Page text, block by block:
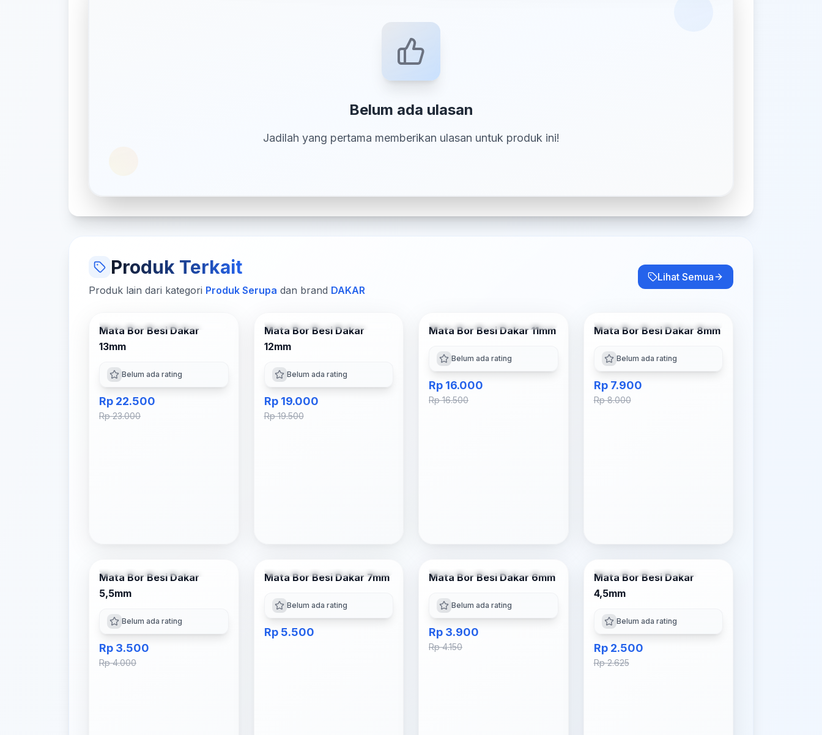
Belum ada ulasan
Jadilah yang pertama memberikan ulasan untuk produk ini!
Produk Terkait
Produk lain dari kategori Produk Serupa dan brand DAKAR
Lihat Semua
-2% OFF
Mata Bor Besi Dakar
13mm
Belum ada rating
Rp 22.500
Rp 23.000
-3% OFF
Mata Bor Besi Dakar
12mm
Belum ada rating
Rp 19.000
Rp 19.500
-3% OFF
Mata Bor Besi Dakar 11mm
Belum ada rating
Rp 16.000
Rp 16.500
-1% OFF
Mata Bor Besi Dakar 8mm
Belum ada rating
Rp 7.900
Rp 8.000
-13% OFF
Mata Bor Besi Dakar
5,5mm
Belum ada rating
Rp 3.500
Rp 4.000
Mata Bor Besi Dakar 7mm
Belum ada rating
Rp 5.500
-6% OFF
Mata Bor Besi Dakar 6mm
Belum ada rating
Rp 3.900
Rp 4.150
-5% OFF
Mata Bor Besi Dakar
4,5mm
Belum ada rating
Rp 2.500
Rp 2.625